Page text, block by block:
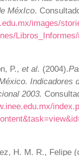
MéxIco.
images/
P., et al. (2004).
Indicadores
2003.
H. M. R., Felipe